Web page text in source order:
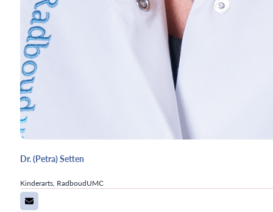
Dr. (Petra) Setten
Kinderarts, RadboudUMC